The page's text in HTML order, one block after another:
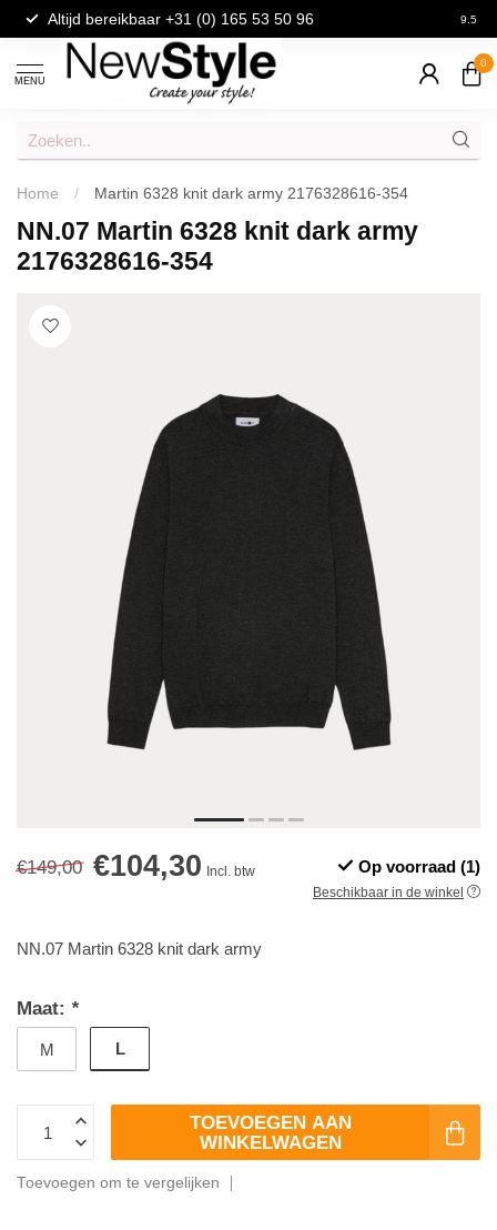
Altijd bereikbaar +31 (0) 165 53 50 96 9.5
MENU
0
Home / Martin 6328 knit dark army 2176328616-354
NN.07 Martin 6328 knit dark army
2176328616-354
€149,00 €104,30 Incl. btw Op voorraad (1)
Beschikbaar in de winkel
NN.07 Martin 6328 knit dark army
Maat: *
M L
TOEVOEGEN AAN
WINKELWAGEN
Toevoegen om te vergelijken